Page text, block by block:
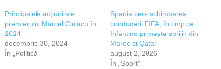
Principalele acţiuni ale
premierului Marcel Ciolacu în
2024
decembrie 30, 2024
În „Politică”
Spania cere schimbarea
conducerii FIFA, în timp ce
Infantino primește sprijin din
Maroc și Qatar
august 2, 2026
În „Sport”